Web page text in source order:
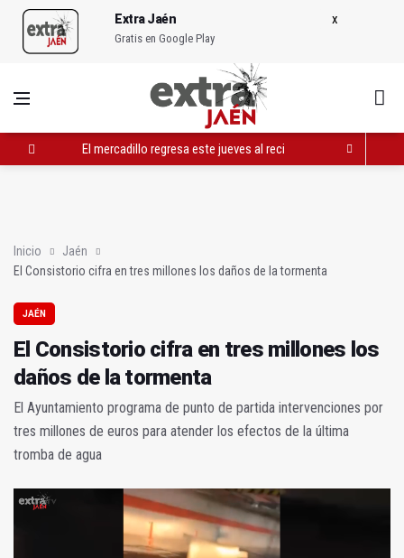
Extra Jaén
Gratis en Google Play
El mercadillo regresa este jueves al recinto ferial
Inicio
Jaén
El Consistorio cifra en tres millones los daños de la tormenta
JAÉN
El Consistorio cifra en tres millones los
daños de la tormenta
El Ayuntamiento programa de punto de partida intervenciones por
tres millones de euros para atender los efectos de la última
tromba de agua